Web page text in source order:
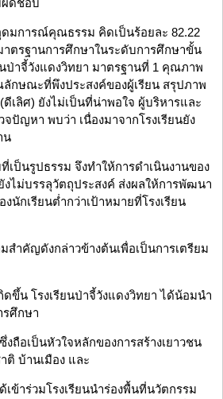
ดชอบ
ดมการณ์คุณธรรม คิดเป็นร้อยละ 82.22
ตรฐานการศึกษาในระดับการศึกษาขั้น
ป่าจี้วังแดงวิทยา มาตรฐานที่ 1 คุณภาพ
กษณะที่พึงประสงค์ของผู้เรียน สรุปภาพ
เลิศ) ยังไม่เป็นที่น่าพอใจ ผู้บริหารและ
ปัญหา พบว่า เนื่องมาจากโรงเรียนยัง
น
เป็นรูปธรรม จึงทำให้การดำเนินงานของ
งไม่บรรลุวัตถุประสงค์ ส่งผลให้การพัฒนา
นักเรียนต่ำกว่าเป้าหมายที่โรงเรียน
ำคัญดังกล่าวข้างต้นเพื่อเป็นการเตรียม
ดขึ้น โรงเรียนป่าจี้วังแดงวิทยา ได้น้อมนำ
รศึกษา
ถือเป็นหัวใจหลักของการสร้างเยาวชน
ติ บ้านเมือง และ
ข้าร่วมโรงเรียนนำร่องพื้นที่นวัตกรรม